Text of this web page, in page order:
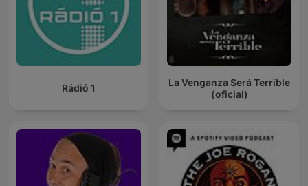
Rádió 1
La Venganza Será Terrible
(oficial)